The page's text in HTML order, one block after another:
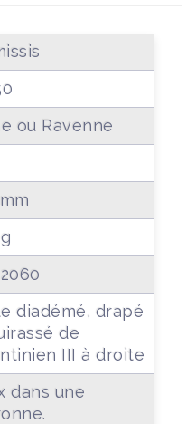
ou Ravenne
diadémé, drapé
de
III à droite
dans une